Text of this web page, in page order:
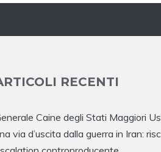
RECENTI
Caine degli Stati Maggiori
via d’uscita dalla guerra in Iran: